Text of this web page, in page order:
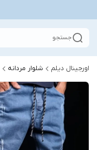
جستجو
اورجینال دیلم شلوار مردانه